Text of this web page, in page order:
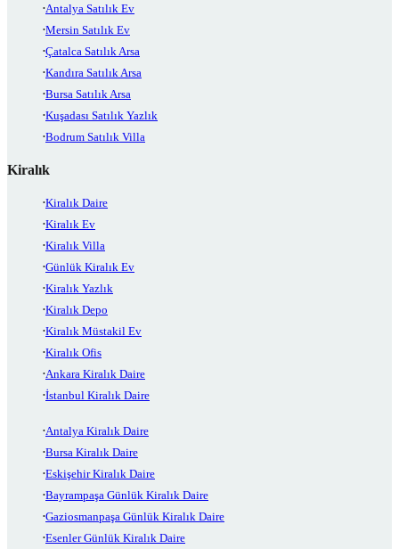
Antalya Satılık Ev
Mersin Satılık Ev
Çatalca Satılık Arsa
Kandıra Satılık Arsa
Bursa Satılık Arsa
Kuşadası Satılık Yazlık
Bodrum Satılık Villa
Kiralık
Kiralık Daire
Kiralık Ev
Kiralık Villa
Günlük Kiralık Ev
Kiralık Yazlık
Kiralık Depo
Kiralık Müstakil Ev
Kiralık Ofis
Ankara Kiralık Daire
İstanbul Kiralık Daire
Antalya Kiralık Daire
Bursa Kiralık Daire
Eskişehir Kiralık Daire
Bayrampaşa Günlük Kiralık Daire
Gaziosmanpaşa Günlük Kiralık Daire
Esenler Günlük Kiralık Daire